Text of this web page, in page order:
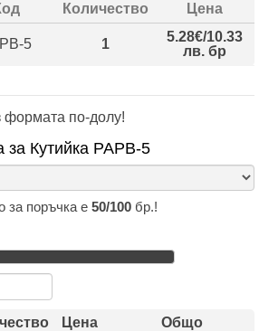
Количество Цена
5 1
5.28€/10.33
лв. бр
формата по-долу!
за Кутийка PAPB-5
за поръчка е 50/100 бр.!
Цена Общо